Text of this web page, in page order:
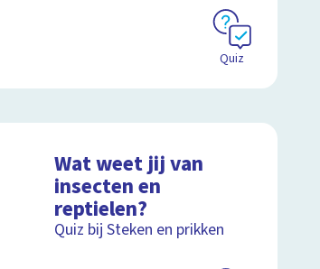
Quiz
Wat weet jij van
insecten en
reptielen?
Quiz bij Steken en prikken